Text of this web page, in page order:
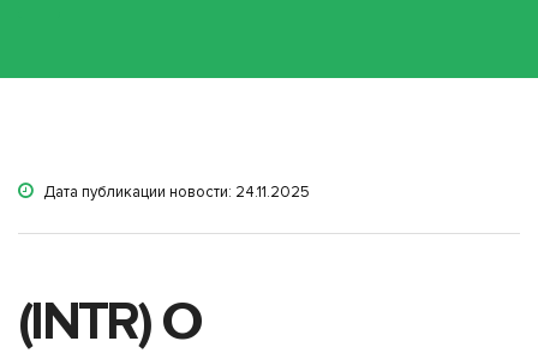
Дата публикации новости: 24.11.2025
(INTR) О